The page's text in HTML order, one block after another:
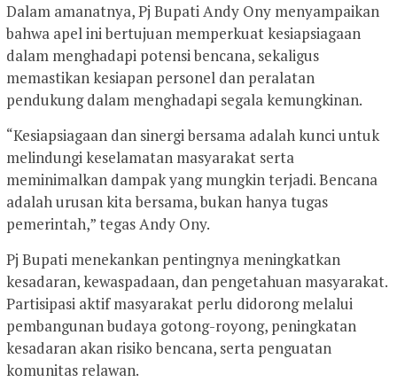
Dalam amanatnya, Pj Bupati Andy Ony menyampaikan
bahwa apel ini bertujuan memperkuat kesiapsiagaan
dalam menghadapi potensi bencana, sekaligus
memastikan kesiapan personel dan peralatan
pendukung dalam menghadapi segala kemungkinan.
“Kesiapsiagaan dan sinergi bersama adalah kunci untuk
melindungi keselamatan masyarakat serta
meminimalkan dampak yang mungkin terjadi. Bencana
adalah urusan kita bersama, bukan hanya tugas
pemerintah,” tegas Andy Ony.
Pj Bupati menekankan pentingnya meningkatkan
kesadaran, kewaspadaan, dan pengetahuan masyarakat.
Partisipasi aktif masyarakat perlu didorong melalui
pembangunan budaya gotong-royong, peningkatan
kesadaran akan risiko bencana, serta penguatan
komunitas relawan.